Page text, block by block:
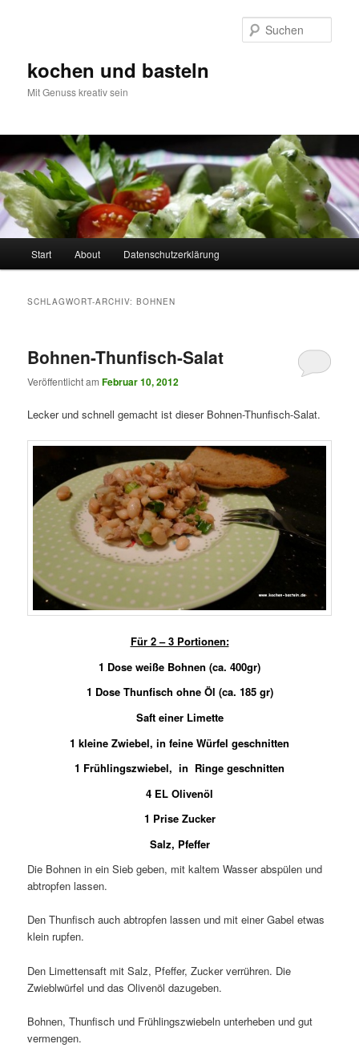
kochen und basteln
Mit Genuss kreativ sein
Start About Datenschutzerklärung
SCHLAGWORT-ARCHIV:BOHNEN
Bohnen-Thunfisch-Salat
Veröffentlicht amFebruar 10, 2012
Lecker und schnell gemacht ist dieser Bohnen-Thunfisch-Salat.
Für 2 – 3 Portionen:
1 Dose weiße Bohnen (ca. 400gr)
1 Dose Thunfisch ohne Öl (ca. 185 gr)
Saft einer Limette
1 kleine Zwiebel, in feine Würfel geschnitten
1 Frühlingszwiebel, in Ringe geschnitten
4 EL Olivenöl
1 Prise Zucker
Salz, Pfeffer
Die Bohnen in ein Sieb geben, mit kaltem Wasser abspülen und
abtropfen lassen.
Den Thunfisch auch abtropfen lassen und mit einer Gabel etwas
klein rupfen.
Den Limettensaft mit Salz, Pfeffer, Zucker verrühren. Die
Zwieblwürfel und das Olivenöl dazugeben.
Bohnen, Thunfisch und Frühlingszwiebeln unterheben und gut
vermengen.